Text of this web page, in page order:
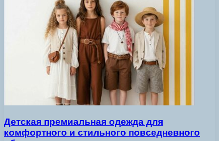
Детская премиальная одежда для
комфортного и стильного повседневного